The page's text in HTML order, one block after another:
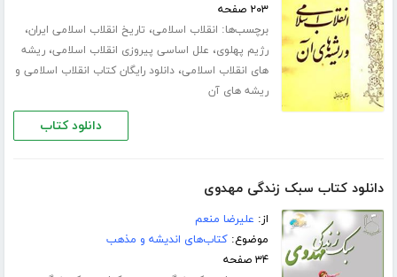
۲۰۳ صفحه
برچسب‌ها: انقلاب اسلامی، تاریخ انقلاب اسلامی ایران،
رژیم پهلوی، علل اساسی پیروزی انقلاب اسلامی،ریشه
های انقلاب اسلامی،دانلود رایگان کتاب انقلاب اسلامی و
ریشه های آن
دانلود کتاب
دانلود کتاب سبک زندگی مهدوی
از: علیرضا منعم
موضوع:کتاب‌های اندیشه و مذهب
۳۴ صفحه